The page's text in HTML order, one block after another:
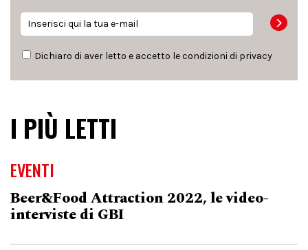
Dichiaro di aver letto e accetto le condizioni di privacy
I PIÙ LETTI
EVENTI
Beer&Food Attraction 2022, le video-
interviste di GBI